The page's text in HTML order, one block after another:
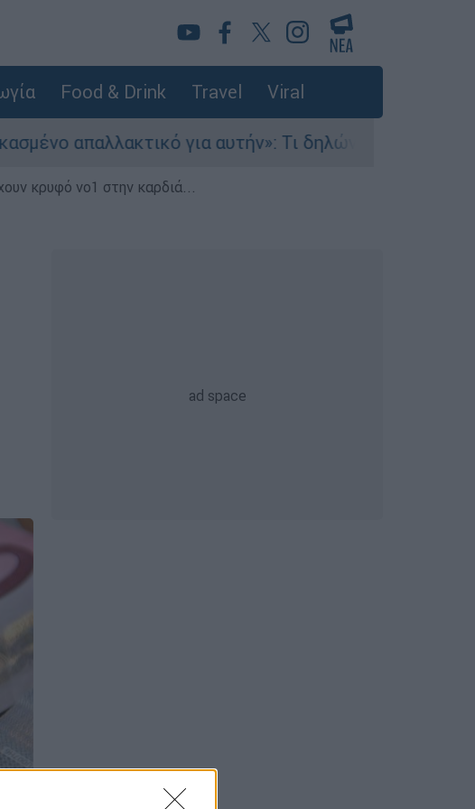
Food & Drink Travel Viral
για αυτήν»: Τι δηλώνει στο ethnos.gr ο
κρυφό νο1 στην καρδιά...